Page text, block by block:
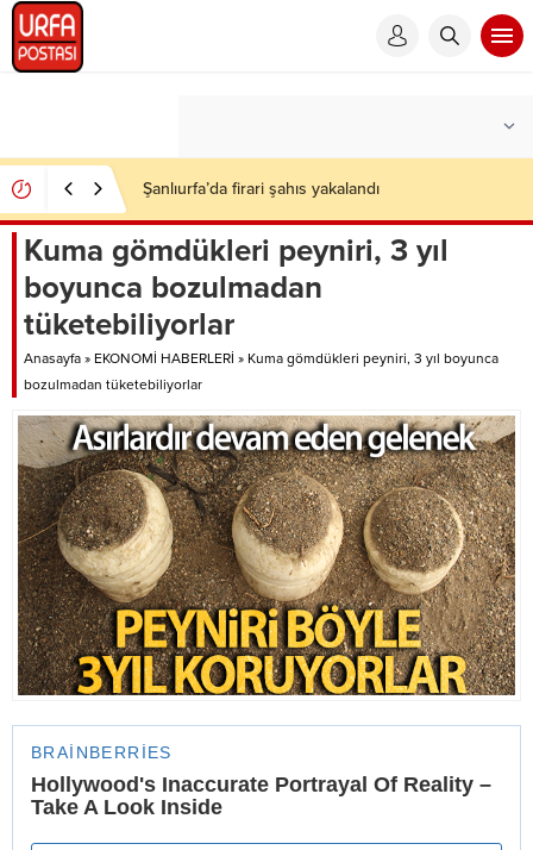
Şanlıurfa’da firari şahıs yakalandı
Kuma gömdükleri peyniri, 3 yıl
boyunca bozulmadan
tüketebiliyorlar
Anasayfa » EKONOMİ HABERLERİ » Kuma gömdükleri peyniri, 3 yıl boyunca
bozulmadan tüketebiliyorlar